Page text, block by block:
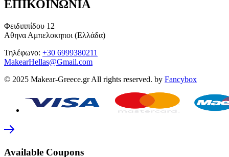
ΕΠΙΚΟΙΝΩΝΙΑ
Φειδιππίδου 12
Αθηνα Αμπελοκηποι (Ελλάδα)
Τηλέφωνο: +30 6999380211
MakearHellas@Gmail.com
© 2025 Makear-Greece.gr All rights reserved. by Fancybox
Available Coupons